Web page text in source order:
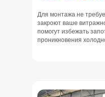
Для монтажа не
закроют ваше
помогут избежать
проникновения